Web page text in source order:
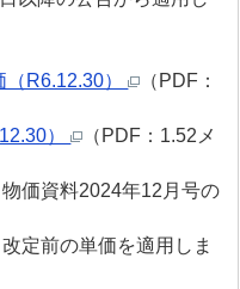
（R6.12.30）
（PDF：
）
（PDF：1.52メ
価資料2024年12月号の
定前の単価を適用しま